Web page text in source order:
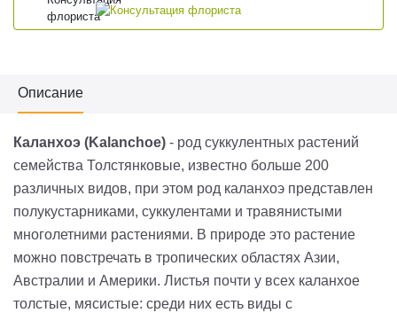
Описание
Каланхоэ (Kalanchoe) - род суккулентных растений
семейства Толстянковые, известно больше 200
различных видов, при этом род каланхоэ представлен
полукустарниками, суккулентами и травянистыми
многолетними растениями. В природе это растение
можно повстречать в тропических областях Азии,
Австралии и Америки. Листья почти у всех каланхое
толстые, мясистые: среди них есть виды с